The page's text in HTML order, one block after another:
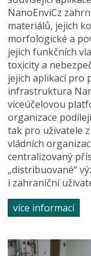
NanoEnviCz
materiálů, jejich
morfologické a
jejich funkčních
toxicity a
jejich aplikací pro
infrastruktura
víceúčelovou
organizace
tak pro uživatele
vládních
centralizovaný
„distribuované“
i zahraniční
více informací